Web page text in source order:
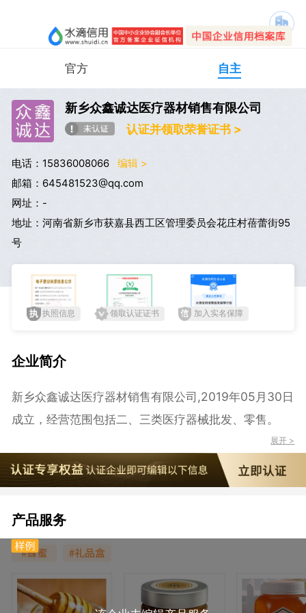
官方 自主
新乡众鑫诚达医疗器材销售有限公司
认证并领取荣誉证书 >
电话：15836008066
编辑 >
邮箱：645481523@qq.com
网址：-
地址：河南省新乡市获嘉县西工区管理委员会花庄村蓓蕾街95
号
执照信息 领取认证证书 加入实名保障
企业简介
新乡众鑫诚达医疗器材销售有限公司,2019年05月30日
成立，经营范围包括二、三类医疗器械批发、零售。
展开 >
产品服务